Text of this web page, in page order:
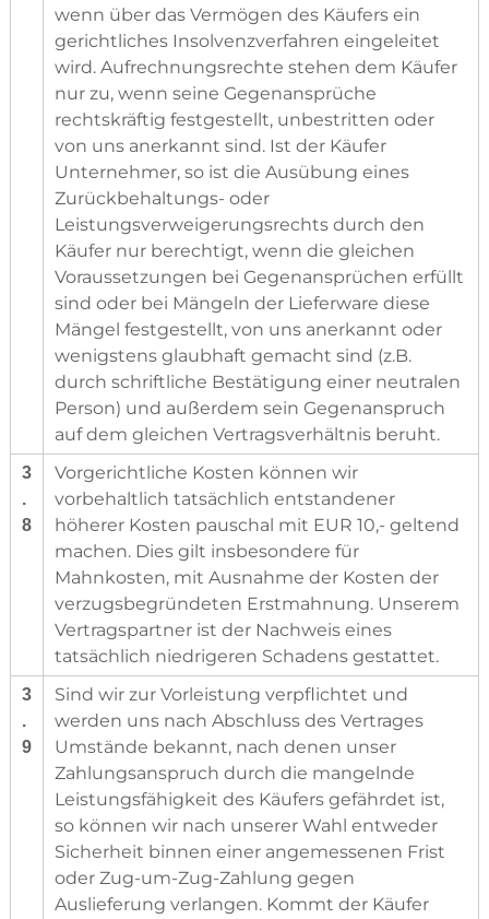
wenn über das Vermögen des Käufers ein
gerichtliches Insolvenzverfahren eingeleitet
wird. Aufrechnungsrechte stehen dem Käufer
nur zu, wenn seine Gegenansprüche
rechtskräftig festgestellt, unbestritten oder
von uns anerkannt sind. Ist der Käufer
Unternehmer, so ist die Ausübung eines
Zurückbehaltungs- oder
Leistungsverweigerungsrechts durch den
Käufer nur berechtigt, wenn die gleichen
Voraussetzungen bei Gegenansprüchen erfüllt
sind oder bei Mängeln der Lieferware diese
Mängel festgestellt, von uns anerkannt oder
wenigstens glaubhaft gemacht sind (z.B.
durch schriftliche Bestätigung einer neutralen
Person) und außerdem sein Gegenanspruch
auf dem gleichen Vertragsverhältnis beruht.
3
.
8
Vorgerichtliche Kosten können wir
vorbehaltlich tatsächlich entstandener
höherer Kosten pauschal mit EUR 10,- geltend
machen. Dies gilt insbesondere für
Mahnkosten, mit Ausnahme der Kosten der
verzugsbegründeten Erstmahnung. Unserem
Vertragspartner ist der Nachweis eines
tatsächlich niedrigeren Schadens gestattet.
3
.
9
Sind wir zur Vorleistung verpflichtet und
werden uns nach Abschluss des Vertrages
Umstände bekannt, nach denen unser
Zahlungsanspruch durch die mangelnde
Leistungsfähigkeit des Käufers gefährdet ist,
so können wir nach unserer Wahl entweder
Sicherheit binnen einer angemessenen Frist
oder Zug-um-Zug-Zahlung gegen
Auslieferung verlangen. Kommt der Käufer